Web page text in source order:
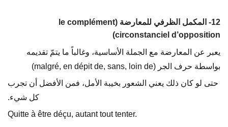
12- المكمل الظرفي للمعارضة (le complément
circonstanciel d’opposition)
يعبر عن المعارضة مع الجملة الأساسية، وغالباً ما يتمّ تقديمه
بواسطة حرف الجر (malgré, en dépit de, sans, loin de)
حتى لو كان ذلك يعني الشعور بخيبة الأمل، فمن الأفضل أن تجرب
كل شيء.
Quitte à être déçu, autant tout tenter.